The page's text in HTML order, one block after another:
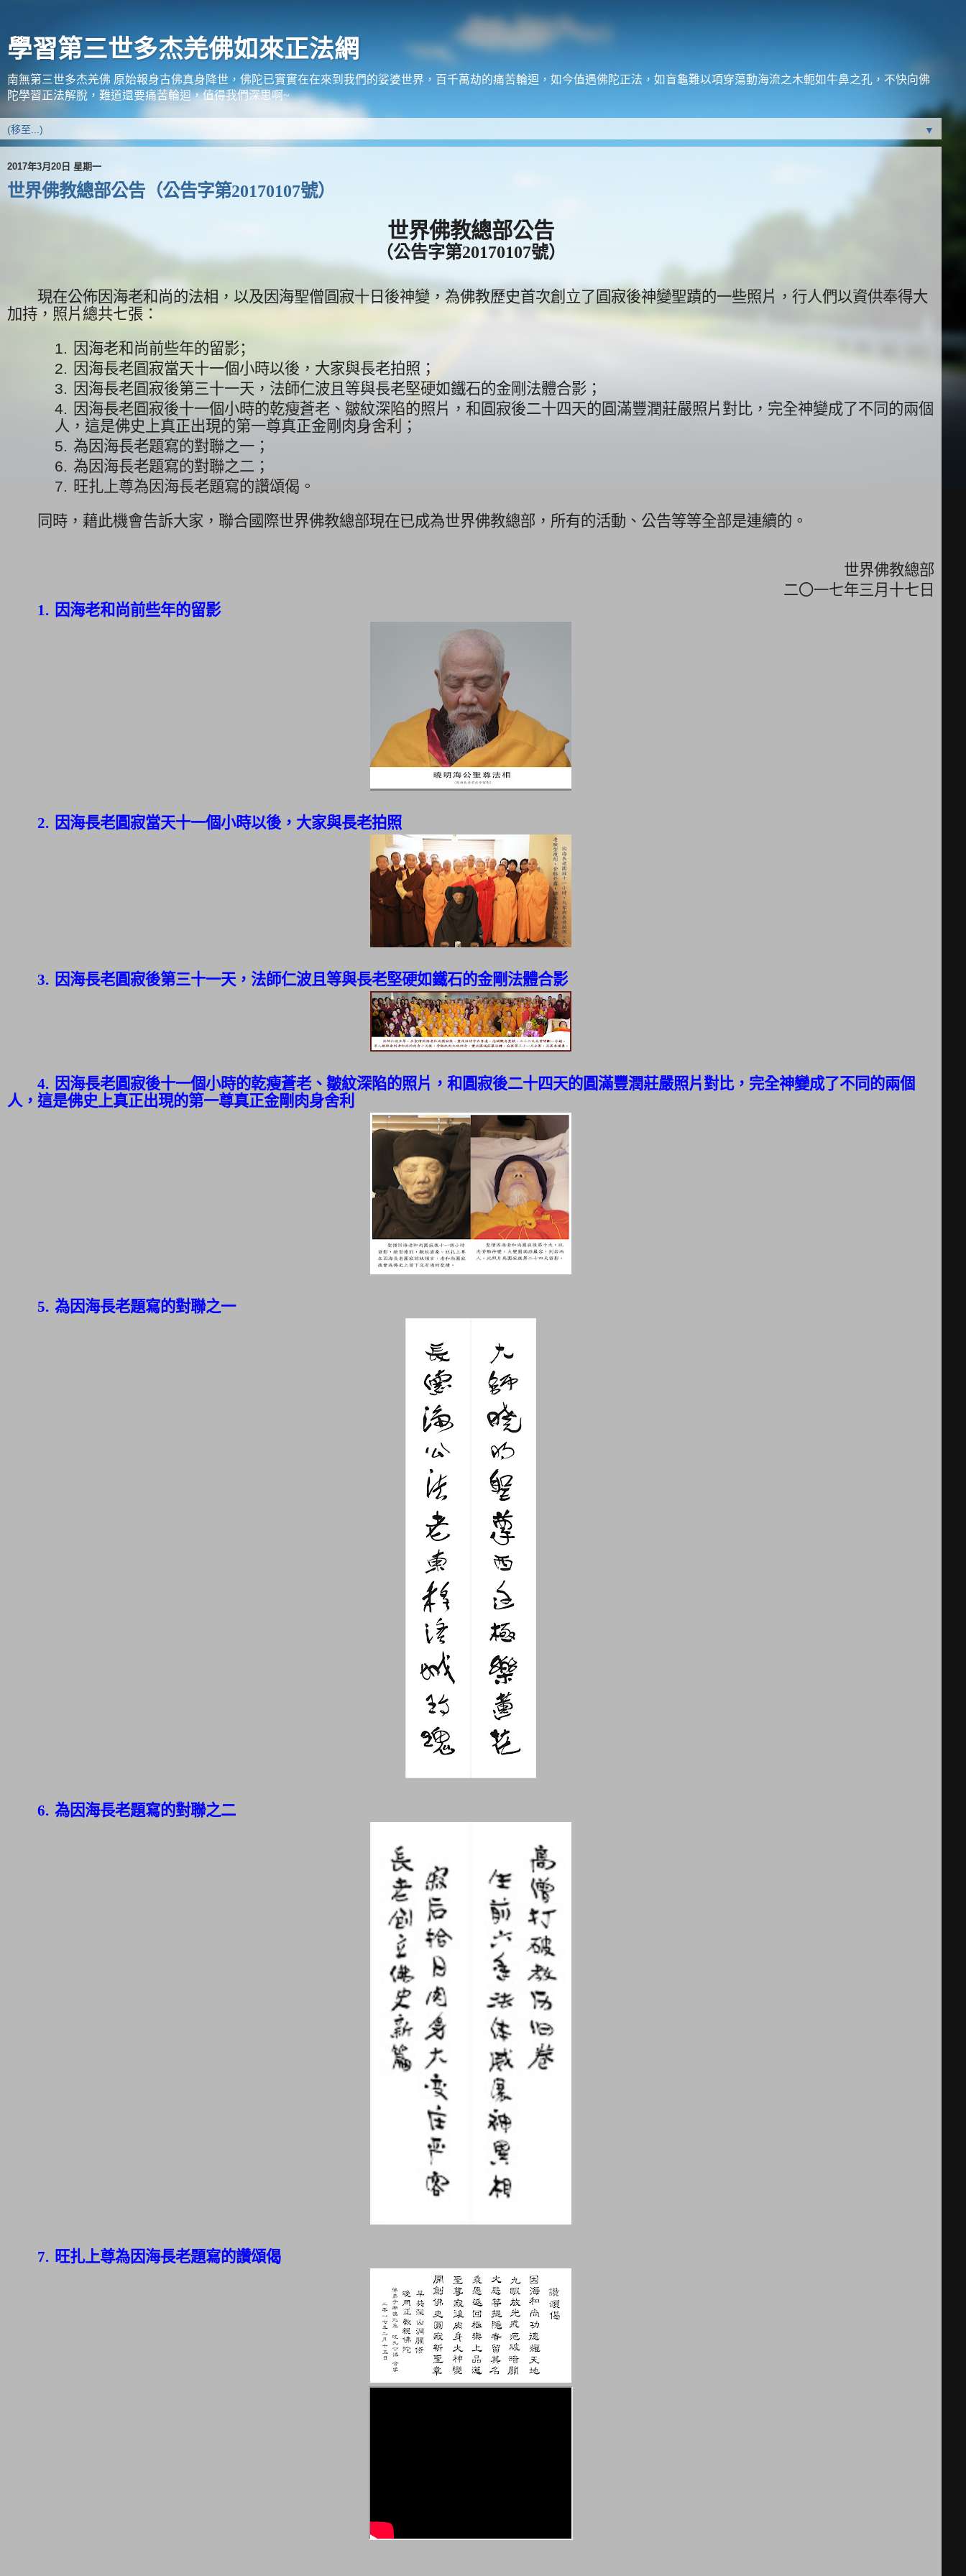
學習第三世多杰羌佛如來正法網
南無第三世多杰羌佛 原始報身古佛真身降世，佛陀已實實在在來到我們的娑婆世界，百千萬劫的痛苦輪迴，如今值遇佛陀正法，如盲龜難以項穿蕩動海流之木軛如牛鼻之孔，不快向佛
陀學習正法解脫，難道還要痛苦輪迴，值得我們深思啊~
▼
2017年3月20日 星期一
世界佛教總部公告（公告字第20170107號）
世界佛教總部公告
（公告字第20170107號）
現在公佈因海老和尚的法相，以及因海聖僧圓寂十日後神變， 為佛教歷史首次創立了圓寂後神變聖蹟的一些照片， 行人們以資供奉得大
加持，照片總共七張 ：
1. 因海老和尚前些年的留影；
2. 因海長老圓寂當天十一個小時以後，大家與長老拍照；
3. 因海長老圓寂後第三十一天， 法師仁波且等與長老堅硬如鐵石的金剛法體合影；
4. 因海長老圓寂後十一個小時的乾瘦蒼老、皺紋深陷的照片， 和圓寂後二十四天的圓滿豐潤莊嚴照片對比， 完全神變成了不同的兩個
人， 這是佛史上真正出現的第一尊真正金剛肉身舍利；
5. 為因海長老題寫的對聯之一；
6. 為因海長老題寫的對聯之二；
7. 旺扎上尊為因海長老題寫的讚頌偈。
同時，藉此機會告訴大家， 聯合國際世界佛教總部現在已成為世界佛教總部，所有的活動、 公告等等全部是連續的。
世界佛教總部
二〇一七年三月十七日
1. 因海老和尚前些年的留影
2. 因海長老圓寂當天十一個小時以後，大家與長老拍照
3. 因海長老圓寂後第三十一天， 法師仁波且等與長老堅硬如鐵石的金剛法體合影
4. 因海長老圓寂後十一個小時的乾瘦蒼老、皺紋深陷的照片， 和圓寂後二十四天的圓滿豐潤莊嚴照片對比， 完全神變成了不同的兩個
人， 這是佛史上真正出現的第一尊真正金剛肉身舍利
5. 為因海長老題寫的對聯之一
6. 為因海長老題寫的對聯之二
7. 旺扎上尊為因海長老題寫的讚頌偈